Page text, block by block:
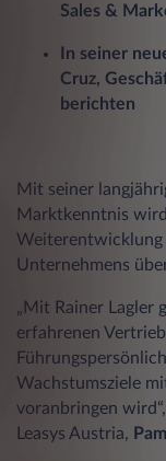
Sales &
In seiner
Cruz,
berichten
Mit seiner
Marktkenntnis
Weiterentwicklung
Unternehmens
„Mit Rainer Lagler
erfahrenen
Wachstumsziele
voranbringen
Leasys Austria,